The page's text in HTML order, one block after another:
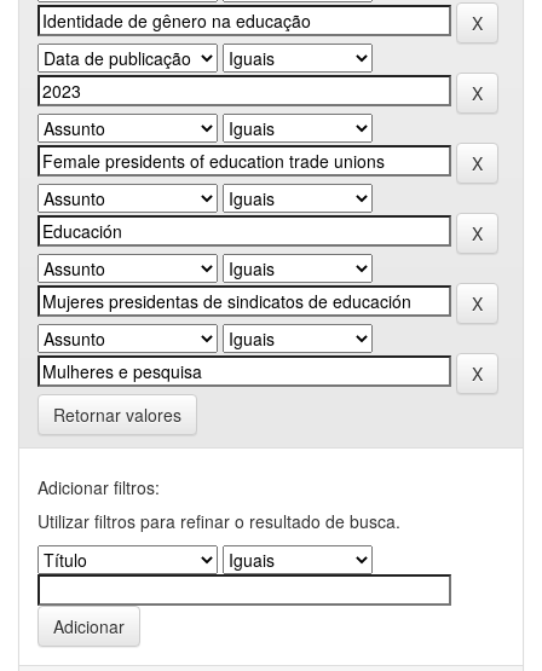
Retornar valores
Adicionar filtros:
Utilizar filtros para refinar o resultado de busca.